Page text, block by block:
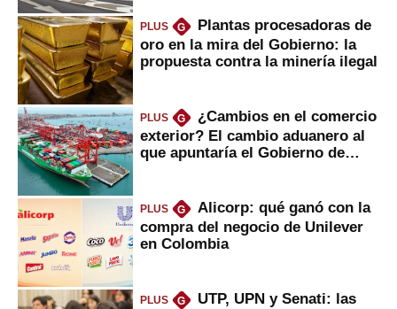
PLUS G
Plantas procesadoras de
oro en la mira del Gobierno: la
propuesta contra la minería ilegal
PLUS G
¿Cambios en el comercio
exterior? El cambio aduanero al
que apuntaría el Gobierno de
PLUS G
Alicorp: qué ganó con la
compra del negocio de Unilever
en Colombia
PLUS G
UTP, UPN y Senati: las